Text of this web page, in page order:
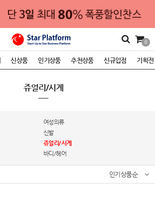
0
신상품 인기상품 추천상품 신규입점 기획전
쥬얼리/시계
여성의류
신발
쥬얼리/시계
바디/헤어
인기상품순